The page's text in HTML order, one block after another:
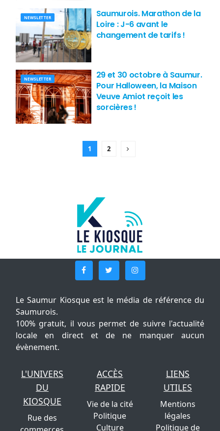
NEWSLETTER
Saumurois. Marathon de la
Loire : J-6 avant le
changement de tarifs !
NEWSLETTER
29 et 30 octobre à Saumur.
Pour Halloween, la Maison
Veuve Amiot reçoit les
sorcières !
1 2
Le Saumur Kiosque est le média de référence du
Saumurois.
100% gratuit, il vous permet de suivre l'actualité
locale en direct et de ne manquer aucun
évènement.
L'UNIVERS
DU
KIOSQUE
Rue des
ACCÈS
RAPIDE
Vie de la cité
Politique
Culture
LIENS
UTILES
Mentions
légales
Politique de